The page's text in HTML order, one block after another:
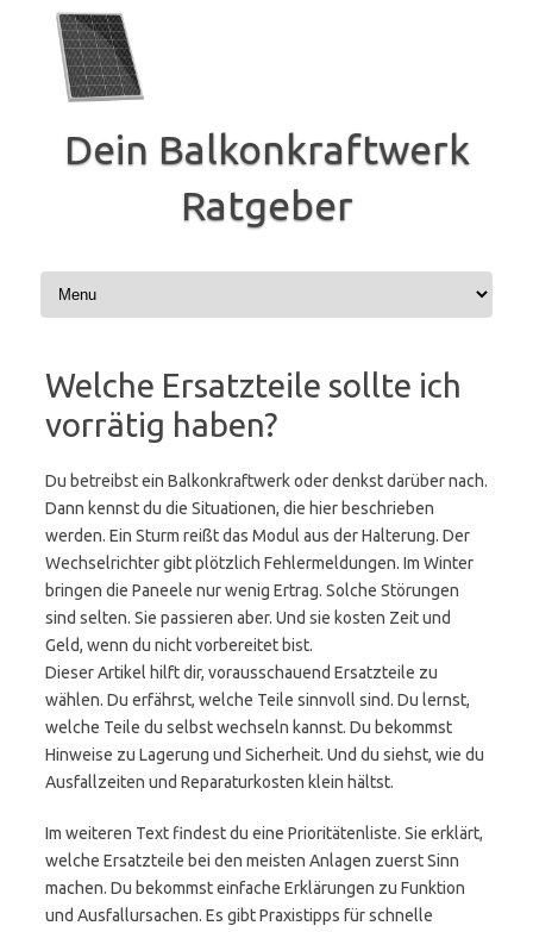
Inhalt
springen
Dein Balkonkraftwerk
Ratgeber
Welche Ersatzteile sollte ich
vorrätig haben?
Du betreibst ein Balkonkraftwerk oder denkst darüber nach.
Dann kennst du die Situationen, die hier beschrieben
werden. Ein Sturm reißt das Modul aus der Halterung. Der
Wechselrichter gibt plötzlich Fehlermeldungen. Im Winter
bringen die Paneele nur wenig Ertrag. Solche Störungen
sind selten. Sie passieren aber. Und sie kosten Zeit und
Geld, wenn du nicht vorbereitet bist.
Dieser Artikel hilft dir, vorausschauend Ersatzteile zu
wählen. Du erfährst, welche Teile sinnvoll sind. Du lernst,
welche Teile du selbst wechseln kannst. Du bekommst
Hinweise zu Lagerung und Sicherheit. Und du siehst, wie du
Ausfallzeiten und Reparaturkosten klein hältst.
Im weiteren Text findest du eine Prioritätenliste. Sie erklärt,
welche Ersatzteile bei den meisten Anlagen zuerst Sinn
machen. Du bekommst einfache Erklärungen zu Funktion
und Ausfallursachen. Es gibt Praxistipps für schnelle